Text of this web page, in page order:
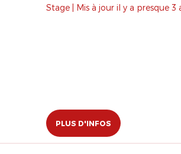
Stage | Mis à jour il y a presque 3
PLUS D'INFOS